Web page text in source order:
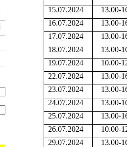
15.07.2024
13.00-
16.07.2024
13.00-
17.07.2024
13.00-
18.07.2024
13.00-
19.07.2024
10.00-
22.07.2024
13.00-
23.07.2024
13.00-
24.07.2024
13.00-
25.07.2024
13.00-
26.07.2024
10.00-
29.07.2024
13.00-